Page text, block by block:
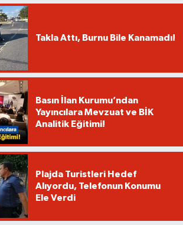
Takla Attı, Burnu Bile Kanamadı!
Basın İlan Kurumu’ndan
Yayıncılara Mevzuat ve BİK
Analitik Eğitimi!
Plajda Turistleri Hedef
Alıyordu, Telefonun Konumu
Ele Verdi